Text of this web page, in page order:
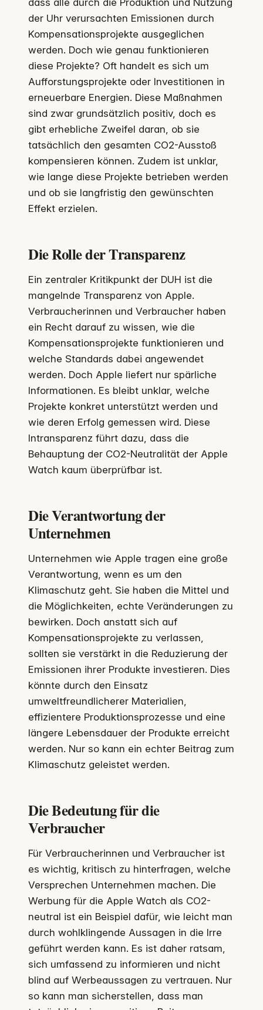
der Uhr verursachten Emissionen durch
Kompensationsprojekte ausgeglichen
werden. Doch wie genau funktionieren
diese Projekte? Oft handelt es sich um
Aufforstungsprojekte oder Investitionen in
erneuerbare Energien. Diese Maßnahmen
sind zwar grundsätzlich positiv, doch es
gibt erhebliche Zweifel daran, ob sie
tatsächlich den gesamten CO2-Ausstoß
kompensieren können. Zudem ist unklar,
wie lange diese Projekte betrieben werden
und ob sie langfristig den gewünschten
Effekt erzielen.
Die Rolle der Transparenz
Ein zentraler Kritikpunkt der DUH ist die
mangelnde Transparenz von Apple.
Verbraucherinnen und Verbraucher haben
ein Recht darauf zu wissen, wie die
Kompensationsprojekte funktionieren und
welche Standards dabei angewendet
werden. Doch Apple liefert nur spärliche
Informationen. Es bleibt unklar, welche
Projekte konkret unterstützt werden und
wie deren Erfolg gemessen wird. Diese
Intransparenz führt dazu, dass die
Behauptung der CO2-Neutralität der Apple
Watch kaum überprüfbar ist.
Die Verantwortung der
Unternehmen
Unternehmen wie Apple tragen eine große
Verantwortung, wenn es um den
Klimaschutz geht. Sie haben die Mittel und
die Möglichkeiten, echte Veränderungen zu
bewirken. Doch anstatt sich auf
Kompensationsprojekte zu verlassen,
sollten sie verstärkt in die Reduzierung der
Emissionen ihrer Produkte investieren. Dies
könnte durch den Einsatz
umweltfreundlicherer Materialien,
effizientere Produktionsprozesse und eine
längere Lebensdauer der Produkte erreicht
werden. Nur so kann ein echter Beitrag zum
Klimaschutz geleistet werden.
Die Bedeutung für die
Verbraucher
Für Verbraucherinnen und Verbraucher ist
es wichtig, kritisch zu hinterfragen, welche
Versprechen Unternehmen machen. Die
Werbung für die Apple Watch als CO2-
neutral ist ein Beispiel dafür, wie leicht man
durch wohlklingende Aussagen in die Irre
geführt werden kann. Es ist daher ratsam,
sich umfassend zu informieren und nicht
blind auf Werbeaussagen zu vertrauen. Nur
so kann man sicherstellen, dass man